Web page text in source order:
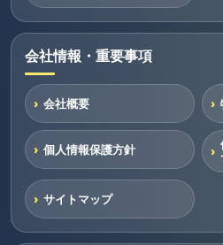
会社情報・重要事項
会社概要
個人情報保護方針
サイトマップ